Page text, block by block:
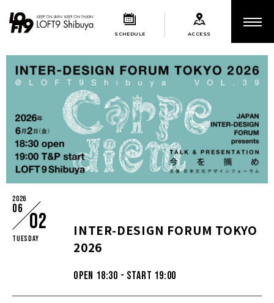
SCHEDULE ACCESS
2026
06
02
Tuesday
INTER-DESIGN FORUM TOKYO
2026
OPEN 18:30 - START 19:00